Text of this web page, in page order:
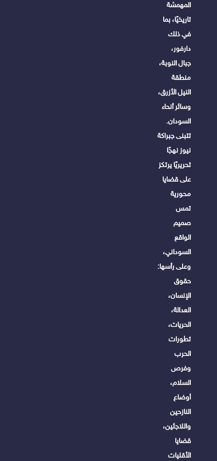
المهمشة
تاريخيًا، بما
في ذلك
دارفور،
جبال النوبة،
منطقة
النيل الأزرق،
وسائر أنحاء
السودان.
تتبنى جبراكة
نيوز نهجًا
تحريريًا يرتكز
على قضايا
محورية
تمس
صميم
الواقع
السوداني،
وعلى رأسها:
حقوق
الإنسان،
العدالة،
الحريات،
تطورات
الحرب
وفرص
السلام،
أوضاع
النازحين
واللاجئين،
قضايا
الأقليات